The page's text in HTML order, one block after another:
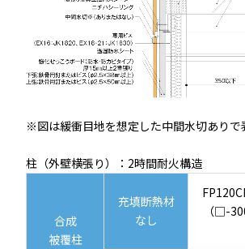
※図は緩衝目地を想定した中間水切ありで
柱（外壁横張り）：2時間耐火構造
合成
被覆柱
充填断熱材
なし
（□-